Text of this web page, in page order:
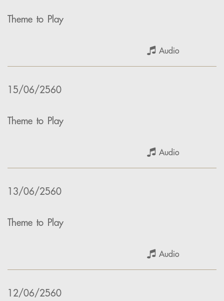
Theme to Play
Audio
15/06/2560
Theme to Play
Audio
13/06/2560
Theme to Play
Audio
12/06/2560